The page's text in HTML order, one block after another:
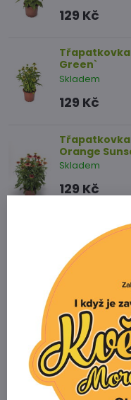
129 Kč
Třapatkovka
Green`
Skladem
129 Kč
Třapatkovka
Orange
Skladem
129 Kč
Potřebujete
Zahradnictví Kopetka
Vedrovice 315
671 75 Loděnice u
Telefon
+420 731 103 985
Prodejna
+420 607 042 662